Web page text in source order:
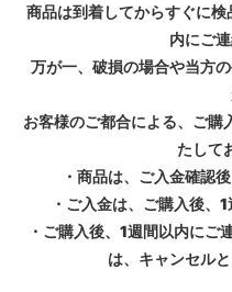
商品は到着してからすぐに
内にご連
万が一、破損の場合や当方
お客様のご都合による、ご購
たして
・商品は、ご入金確認
・ご入金は、ご購入後、
・ご購入後、1週間以内にご
は、キャンセル